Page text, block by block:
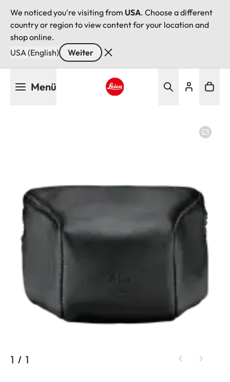
We noticed you're visiting from USA. Choose a different
country or region to view content for your location and
shop online.
USA (English)
Weiter
Menü
1 / 1